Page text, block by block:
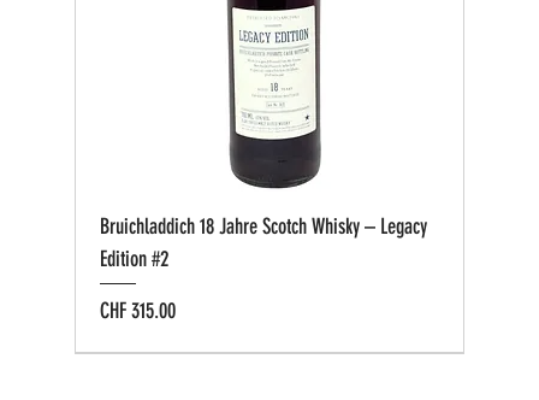
Bruichladdich 18 Jahre Scotch Whisky – Legacy
Edition #2
Preis
CHF 315.00